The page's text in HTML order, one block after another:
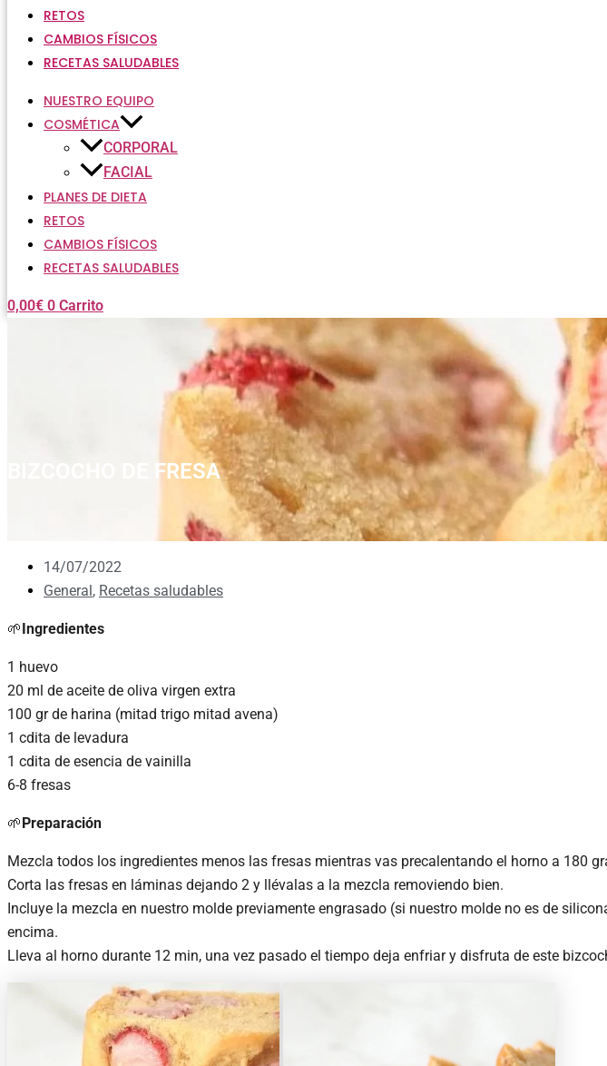
RETOS
CAMBIOS FÍSICOS
RECETAS SALUDABLES
NUESTRO EQUIPO
COSMÉTICA
CORPORAL
FACIAL
PLANES DE DIETA
RETOS
CAMBIOS FÍSICOS
RECETAS SALUDABLES
0,00€ 0 Carrito
BIZCOCHO DE FRESA
14/07/2022
General, Recetas saludables
🌱Ingredientes
1 huevo
20 ml de aceite de oliva virgen extra
100 gr de harina (mitad trigo mitad avena)
1 cdita de levadura
1 cdita de esencia de vainilla
6-8 fresas
🌱Preparación
Mezcla todos los ingredientes menos las fresas mientras vas precalentando el horno a 180
Corta las fresas en láminas dejando 2 y llévalas a la mezcla removiendo bien.
Incluye la mezcla en nuestro molde previamente engrasado (si nuestro molde no es de
encima.
Lleva al horno durante 12 min, una vez pasado el tiempo deja enfriar y disfruta de este